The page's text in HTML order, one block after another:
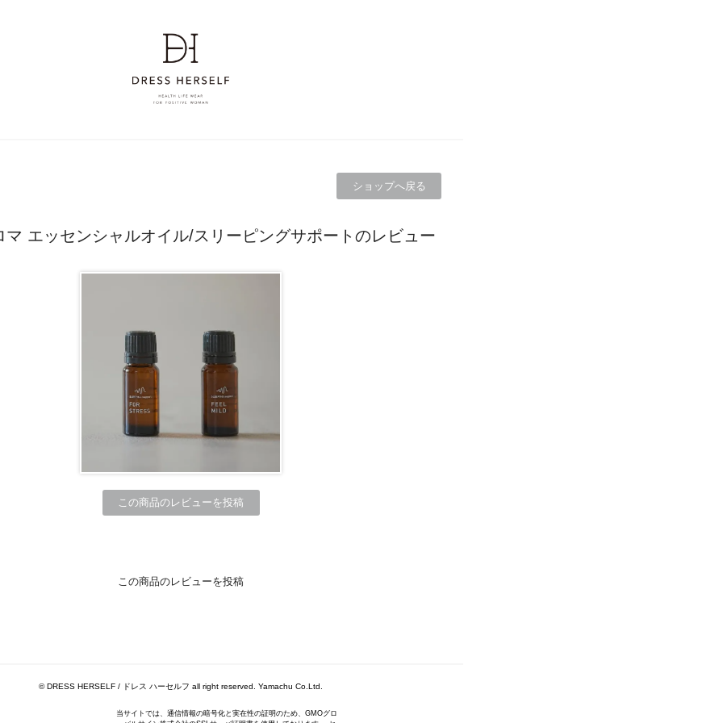
ショップへ戻る
マ エッセンシャルオイル/スリーピングサポートのレビュー
この商品のレビューを投稿
この商品のレビューを投稿
© DRESS HERSELF / ドレス ハーセルフ all right reserved. Yamachu Co.Ltd.
当サイトでは、通信情報の暗号化と実在性の証明のため、GMOグロ